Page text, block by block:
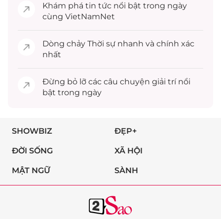
Khám phá tin tức nổi bật trong ngày
cùng VietNamNet
Dòng chảy Thời sự nhanh và chính xác
nhất
Đừng bỏ lỡ các câu chuyện giải trínổi
bật trong ngày
SHOWBIZ ĐẸP+
ĐỜI SỐNG XÃ HỘI
MẬT NGỮ SÀNH